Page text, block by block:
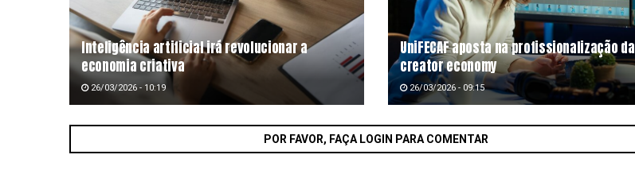
Inteligência artificial irá revolucionar a
economia criativa
26/03/2026 - 10:19
UniFECAF aposta na profissionalização da
creator economy
26/03/2026 - 09:15
POR FAVOR, FAÇA LOGIN PARA COMENTAR